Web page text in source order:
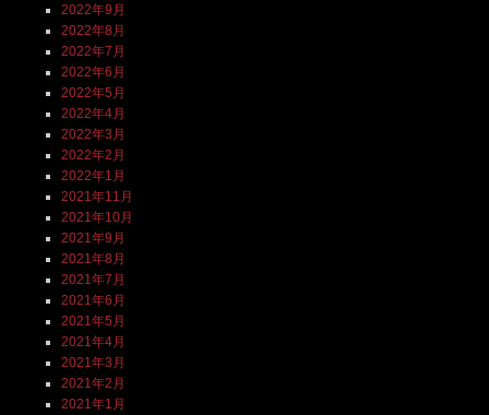
2022年9月
2022年8月
2022年7月
2022年6月
2022年5月
2022年4月
2022年3月
2022年2月
2022年1月
2021年11月
2021年10月
2021年9月
2021年8月
2021年7月
2021年6月
2021年5月
2021年4月
2021年3月
2021年2月
2021年1月